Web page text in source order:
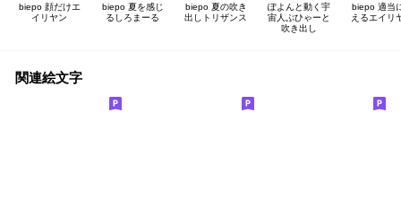
biepo 顔だけエ
イリヤン
biepo 夏を感じ
るしろまーる
biepo 夏の吹き
出しトリザンス
ぽよんと動く宇
宙人ぷひゃーと
吹き出し
biepo 適当
えるエイリ
関連絵文字